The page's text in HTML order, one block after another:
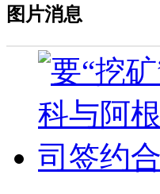
图片消息